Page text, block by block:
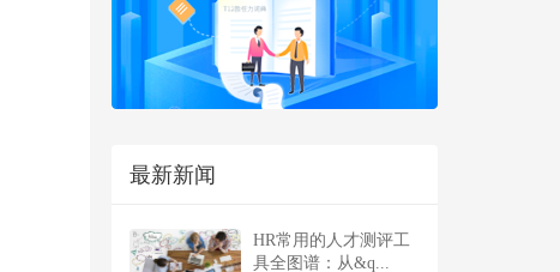
最新新闻
HR常用的人才测评工
具全图谱：从&q...